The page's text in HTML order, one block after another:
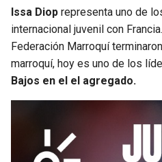
Issa Diop representa uno de
internacional juvenil con
Federación Marroquí
marroquí, hoy es uno de los
Bajos en el el agregado.